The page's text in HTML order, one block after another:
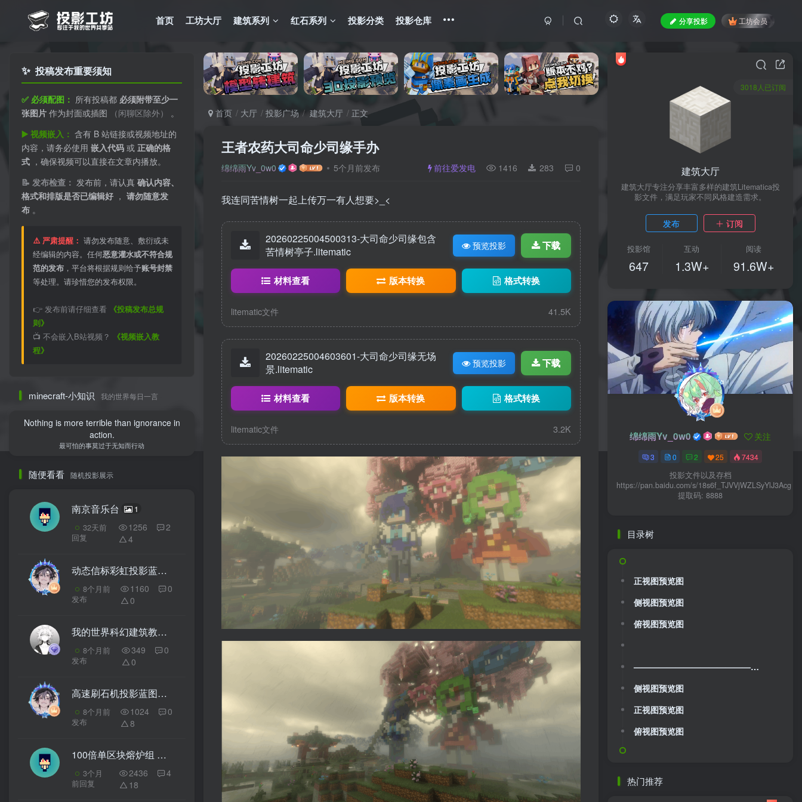
首页 工坊大厅 建筑系列 红石系列 投影分类 投影仓库 分享投影 工坊会员
✨ 投稿发布重要须知
✅ 必须配图： 所有投稿都 必须附带至少一
张图片 作为封面或插图 （闲聊区除外） 。
▶️ 视频嵌入： 含有 B 站链接或视频地址的
内容，请务必使用 嵌入代码 或 正确的格
式 ，确保视频可以直接在文章内播放。
📝 发布检查： 发布前，请认真 确认内容、
格式和排版是否已编辑好 ， 请勿随意发
布 。
⚠️ 严肃提醒： 请勿发布随意、敷衍或未
经编辑的内容。任何恶意灌水或不符合规
范的发布 ，平台将根据规则给予账号封禁
等处理。请珍惜您的发布权限。
👉 发布前请仔细查看 《投稿发布总规
则》
📺 不会嵌入B站视频？
《视频嵌入教
程》
minecraft-小知识 我的世界每日一言
Nothing is more terrible than ignorance in
action.
最可怕的事莫过于无知而行动
随便看看 随机投影展示
南京音乐台 1
32天前
回复
1256
2
4
动态信标彩虹投影蓝图 – 我的世界红石装饰电路设计
8个月前
发布
1160
0
0
我的世界科幻建筑教程：熔岩贮存罐（我的世界投影）——工业区的科幻粮仓，附送小场景地图！ 4
8个月前
发布
349
0
0
高速刷石机投影蓝图（带 TNT 复制）- 我的世界红石生电自动化
8个月前
发布
1024
0
8
100倍单区块熔炉组
3个月
前回复
2436
4
18
首页 大厅 投影广场 建筑大厅 正文
王者农药大司命少司缘手办
绵绵雨Yv_0w0 5个月前发布 前往爱发电 1416 283 0
我连同苦情树一起上传万一有人想要>_<
20260225004500313-大司命少司缘包含
苦情树亭子.litematic
预览投影 下载
材料查看 版本转换 格式转换
litematic文件 41.5K
20260225004603601-大司命少司缘无场
景.litematic
预览投影 下载
材料查看 版本转换 格式转换
litematic文件 3.2K
3018人已订阅
建筑大厅
建筑大厅专注分享丰富多样的建筑Litematica投
影文件，满足玩家不同风格建造需求。
发布 订阅
投影馆
647
互动
1.3W+
阅读
91.6W+
绵绵雨Yv_0w0 关注
3 0 2 25 7434
投影文件以及存档
https://pan.baidu.com/s/18s6f_TJVVjWZLSyYlJ3Acg
提取码: 8888
目录树
正视图预览图
侧视图预览图
俯视图预览图
——————————————————————————————————————————-
侧视图预览图
正视图预览图
俯视图预览图
热门推荐